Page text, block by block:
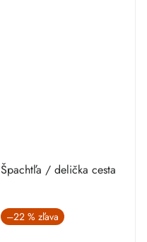
Špachtľa / delička cesta
–22 %